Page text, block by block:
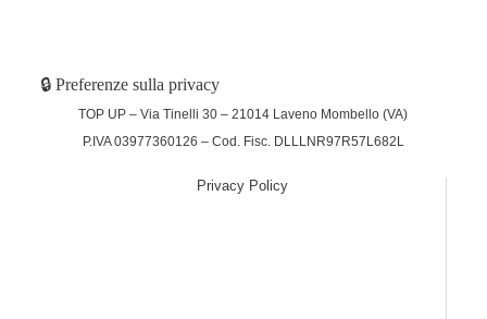
🔒 Preferenze sulla privacy
TOP UP – Via Tinelli 30 – 21014 Laveno Mombello (VA)
P.IVA 03977360126 – Cod. Fisc. DLLLNR97R57L682L
Privacy Policy